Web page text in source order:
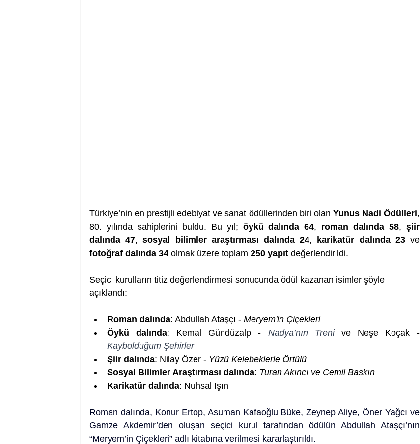
Türkiye’nin en prestijli edebiyat ve sanat ödüllerinden biri olan Yunus Nadi Ödülleri,
80. yılında sahiplerini buldu. Bu yıl; öykü dalında 64, roman dalında 58, şiir
dalında 47, sosyal bilimler araştırması dalında 24, karikatür dalında 23
fotoğraf dalında 34 olmak üzere toplam 250 yapıt değerlendirildi.
Seçici kurulların titiz değerlendirmesi sonucunda ödül kazanan isimler şöyle
açıklandı:
Roman dalında: Abdullah Ataşçı - Meryem'in Çiçekleri
Öykü dalında: Kemal Gündüzalp - Nadya’nın Treni
Kaybolduğum Şehirler
Şiir dalında: Nilay Özer - Yüzü Kelebeklerle Örtülü
Sosyal Bilimler Araştırması dalında: Turan Akıncı ve Cemil Baskın
Karikatür dalında: Nuhsal Işın
Roman dalında, Konur Ertop, Asuman Kafaoğlu Büke, Zeynep Aliye, Öner Yağcı ve
Gamze Akdemir’den oluşan seçici kurul tarafından ödülün Abdullah Ataşçı’nın
“Meryem’in Çiçekleri” adlı kitabına verilmesi kararlaştırıldı.